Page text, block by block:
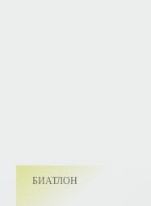
БИАТЛОН